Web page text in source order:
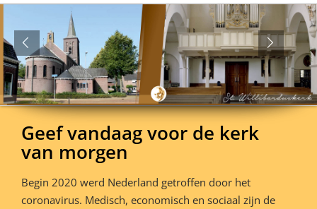
Geef vandaag voor de kerk
van morgen
Begin 2020 werd Nederland getroffen door het
coronavirus. Medisch, economisch en sociaal zijn de